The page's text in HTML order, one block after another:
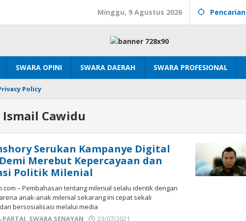
Minggu, 9 Agustus 2026 Pencarian
SWARA OPINI SWARA DAERAH SWARA PROFESIONAL
Policy
Ismail Cawidu
Serukan Kampanye Digital
Merebut Kepercayaan dan
Politik Milenial
– Pembahasan tentang milenial selalu identik dengan
anak-anak milenial sekarang ini cepat sekali
bersosialisasi melalui media
PARTAI, SWARA SENAYAN 23/07/2021